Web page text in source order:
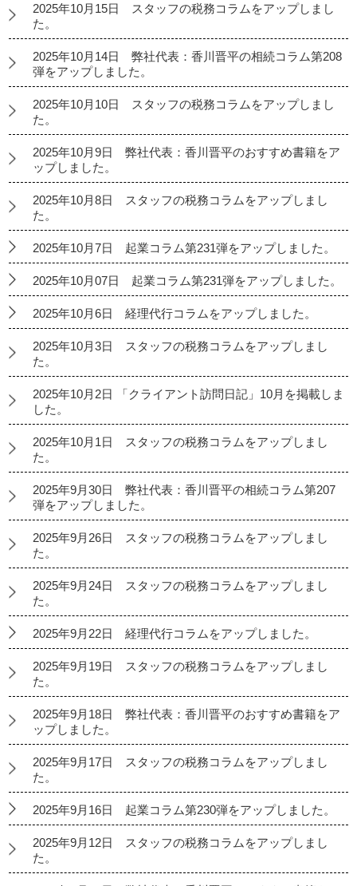
2025年10月15日 スタッフの税務コラムをアップしまし
た。
2025年10月14日 弊社代表：香川晋平の相続コラム第208
弾をアップしました。
2025年10月10日 スタッフの税務コラムをアップしまし
た。
2025年10月9日 弊社代表：香川晋平のおすすめ書籍をア
ップしました。
2025年10月8日 スタッフの税務コラムをアップしまし
た。
2025年10月7日 起業コラム第231弾をアップしました。
2025年10月07日 起業コラム第231弾をアップしました。
2025年10月6日 経理代行コラムをアップしました。
2025年10月3日 スタッフの税務コラムをアップしまし
た。
2025年10月2日 「クライアント訪問日記」10月を掲載しま
した。
2025年10月1日 スタッフの税務コラムをアップしまし
た。
2025年9月30日 弊社代表：香川晋平の相続コラム第207
弾をアップしました。
2025年9月26日 スタッフの税務コラムをアップしまし
た。
2025年9月24日 スタッフの税務コラムをアップしまし
た。
2025年9月22日 経理代行コラムをアップしました。
2025年9月19日 スタッフの税務コラムをアップしまし
た。
2025年9月18日 弊社代表：香川晋平のおすすめ書籍をア
ップしました。
2025年9月17日 スタッフの税務コラムをアップしまし
た。
2025年9月16日 起業コラム第230弾をアップしました。
2025年9月12日 スタッフの税務コラムをアップしまし
た。